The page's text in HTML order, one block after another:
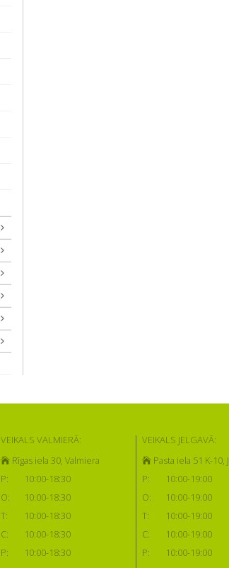
VEIKALS VALMIERĀ:
Rīgas iela 30, Valmiera
P:
10:00-18:30
O:
10:00-18:30
T:
10:00-18:30
C:
10:00-18:30
P:
10:00-18:30
VEIKALS JELGAVĀ:
Pasta iela 51 K-10,
P:
10:00-19:00
O:
10:00-19:00
T:
10:00-19:00
C:
10:00-19:00
P:
10:00-19:00